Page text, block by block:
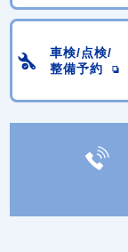
車検/点検/
整備予約